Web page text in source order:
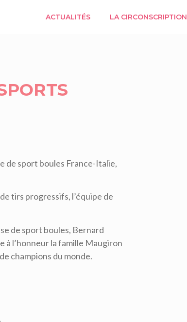
ACTUALITÉS LA CIRCONSCRIPTION
de sport boules France-Italie,
tirs progressifs, l’équipe de
de sport boules, Bernard
l’honneur la famille Maugiron
champions du monde.